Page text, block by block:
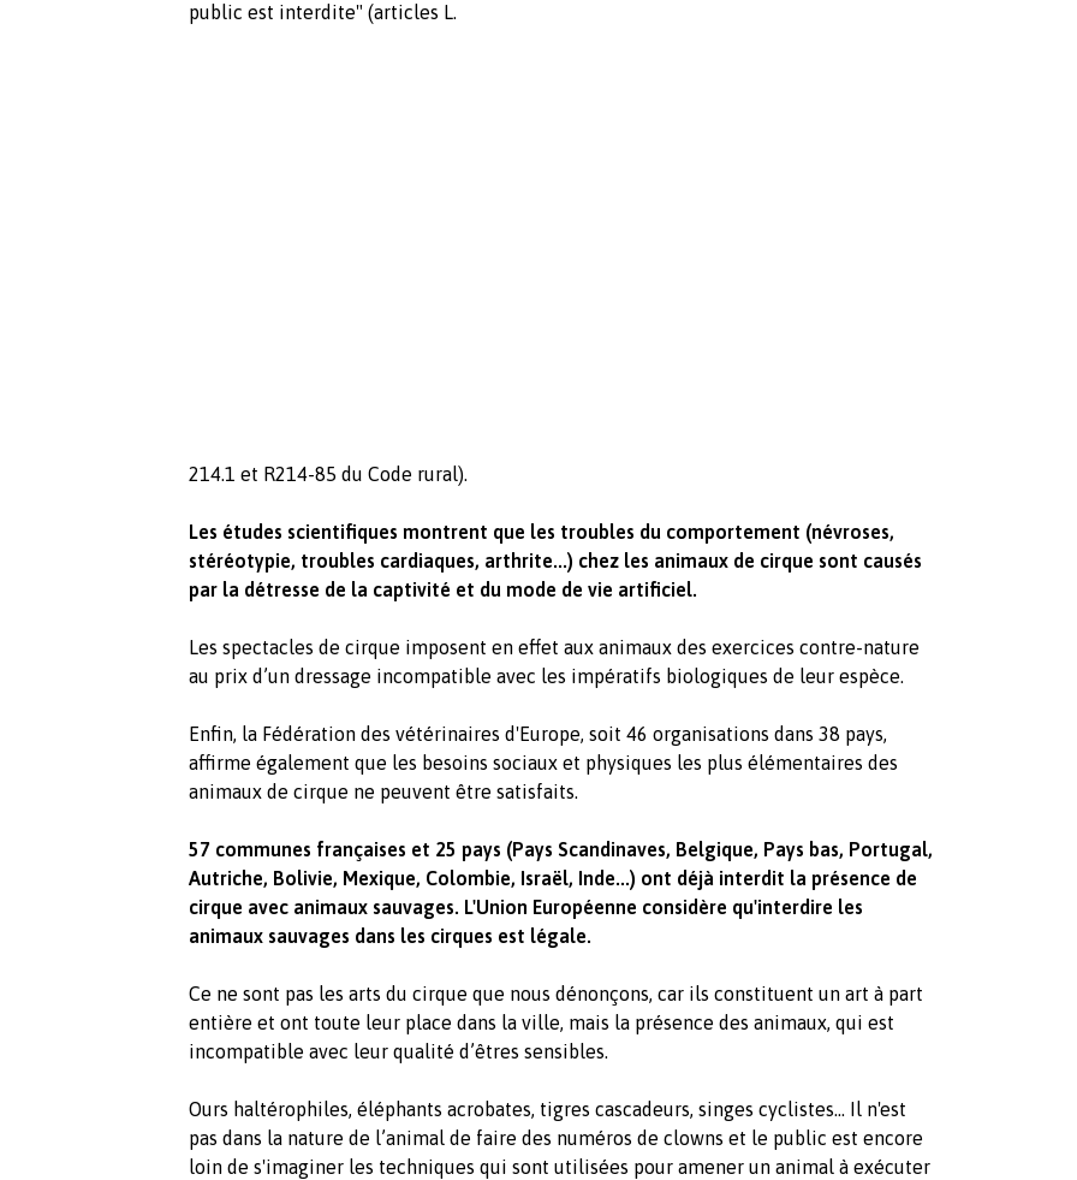
public est interdite" (articles L.
214.1 et R214-85 du Code rural).
Les études scientifiques montrent que les troubles du comportement (névroses,
stéréotypie, troubles cardiaques, arthrite...) chez les animaux de cirque sont causés
par la détresse de la captivité et du mode de vie artificiel.
Les spectacles de cirque imposent en effet aux animaux des exercices contre-nature
au prix d’un dressage incompatible avec les impératifs biologiques de leur espèce.
Enfin, la Fédération des vétérinaires d'Europe, soit 46 organisations dans 38 pays,
affirme également que les besoins sociaux et physiques les plus élémentaires des
animaux de cirque ne peuvent être satisfaits.
57 communes françaises et 25 pays (Pays Scandinaves, Belgique, Pays bas, Portugal,
Autriche, Bolivie, Mexique, Colombie, Israël, Inde...) ont déjà interdit la présence de
cirque avec animaux sauvages. L'Union Européenne considère qu'interdire les
animaux sauvages dans les cirques est légale.
Ce ne sont pas les arts du cirque que nous dénonçons, car ils constituent un art à part
entière et ont toute leur place dans la ville, mais la présence des animaux, qui est
incompatible avec leur qualité d’êtres sensibles.
Ours haltérophiles, éléphants acrobates, tigres cascadeurs, singes cyclistes... Il n'est
pas dans la nature de l’animal de faire des numéros de clowns et le public est encore
loin de s'imaginer les techniques qui sont utilisées pour amener un animal à exécuter